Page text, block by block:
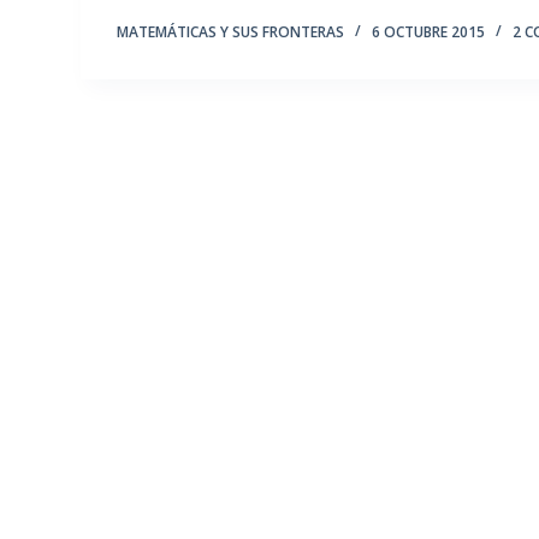
MATEMÁTICAS Y SUS FRONTERAS 6 OCTUBRE 2015 2